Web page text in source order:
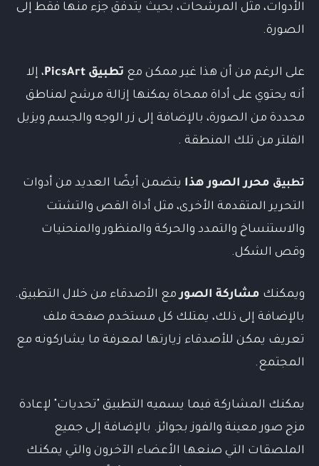
الأدوات، مثل المرشحات، بحيث يتدفق جزء منها فقط إلى
الصورة.
على الرغم من أن هذا غير ممكن مع تطبيق PicsArt
، إلا
أنه يحتوي على أداة ممحاة يمكنها إزالة مرشح لمناطق
محددة من الصورة، بالإضافة إلى زر الوجه والجسم ويزيل
الفلتر من تلك المنطقة .
تطبيق محرر الصور هذا يتضمن أيضًا العديد من أدوات
التحرير المتقدمة الأخرى، مثل أداة القص والتشتت
والاستنساخ والتمدد والحركة والمنظور والمنحنيات
وقص الشكل.
ويمكنك مشاركة الصورمع الأصدقاء من خلال التطبيق.
بالإضافة إلى ذلك، يمتلك كل مستخدم صفحة ملف
تعريف يمكن للأصدقاء زيارتها لمعرفة ما يشاركونه مع
المجتمع.
يمكنك المشاركة فيما يسميه التطبيق "تحديات" لإعادة
مزج صور معينة والفوز بجوائز. بالإضافة إلى جميع
الملصقات التي صنعها الأعضاء الآخرون والتي يمكنك